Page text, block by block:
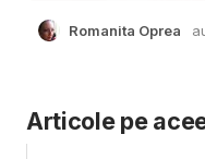
Romanita Oprea
Articole pe